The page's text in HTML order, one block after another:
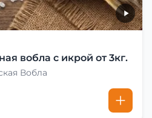
вобла с икрой от 3кг.
Вобла